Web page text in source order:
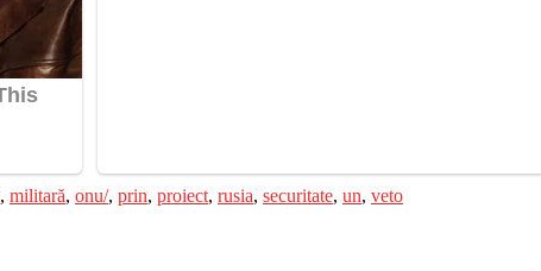
, militară, onu/, prin, proiect, rusia, securitate, un, veto